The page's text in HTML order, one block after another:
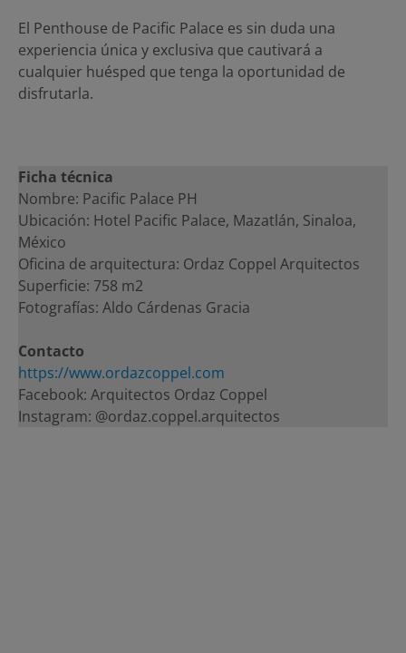
El Penthouse de Pacific Palace es sin duda una
experiencia única y exclusiva que cautivará a
cualquier huésped que tenga la oportunidad de
disfrutarla.
Ficha técnica
Nombre: Pacific Palace PH
Ubicación: Hotel Pacific Palace, Mazatlán, Sinaloa,
México
Oficina de arquitectura: Ordaz Coppel Arquitectos
Superficie: 758 m2
Fotografías: Aldo Cárdenas Gracia
Contacto
https://www.ordazcoppel.com
Facebook: Arquitectos Ordaz Coppel
Instagram: @ordaz.coppel.arquitectos